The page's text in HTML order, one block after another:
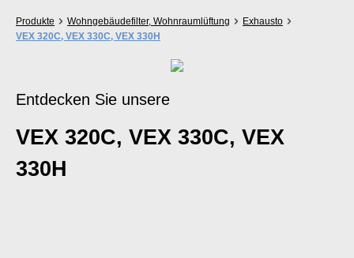
Produkte Wohngebäudefilter, Wohnraumlüftung
Exhausto
VEX 320C, VEX 330C, VEX 330H
Entdecken Sie unsere
VEX 320C, VEX 330C, VEX
330H